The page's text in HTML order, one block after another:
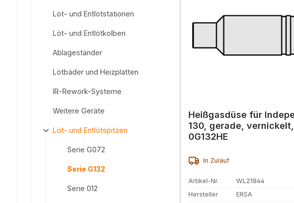
Löt- und Entlötstationen
Löt- und Entlötkolben
Ablageständer
Lötbäder und Heizplatten
IR-Rework-Systeme
Weitere Geräte
Löt- und Entlötspitzen
Serie G072
Serie G132
Serie 012
Heißgasdüse für
130, gerade, vernickelt,
0G132HE
In Zulauf
Artikel-Nr.
WL21844
Hersteller
ERSA